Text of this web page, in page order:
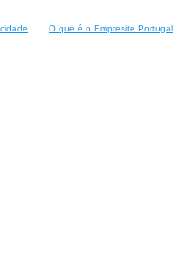
O que é o Empresite Portugal